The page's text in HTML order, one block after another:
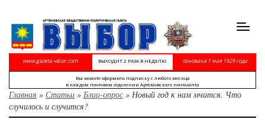
www.gazeta-vibor.com ВЫХОДИТ 2 РАЗА В НЕДЕЛЮ основана 1 мая 1929 года
Вы можете оформить подписку с любого месяца
в каждом почтовом отделении Артёмовского почтампта
Главная » Статьи » Блиц-опрос » Новый год к нам мчится. Что
случилось и случится?